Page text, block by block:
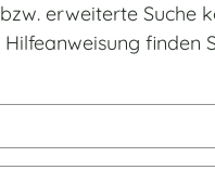
erweiterte Suche
Hilfeanweisung